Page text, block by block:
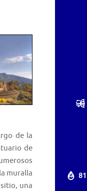
de la
de
muralla
una